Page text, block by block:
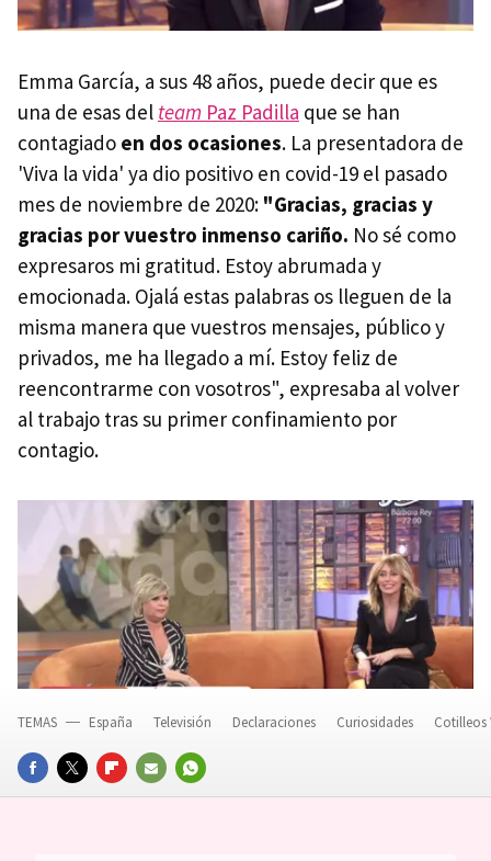
Emma García, a sus 48 años, puede decir que es
una de esas del team Paz Padilla que se han
contagiado en dos ocasiones. La presentadora de
'Viva la vida' ya dio positivo en covid-19 el pasado
mes de noviembre de 2020: "Gracias, gracias y
gracias por vuestro inmenso cariño. No sé como
expresaros mi gratitud. Estoy abrumada y
emocionada. Ojalá estas palabras os lleguen de la
misma manera que vuestros mensajes, público y
privados, me ha llegado a mí. Estoy feliz de
reencontrarme con vosotros", expresaba al volver
al trabajo tras su primer confinamiento por
contagio.
FACEBOOKTWITTERFLIPBOARD
E-
WHATSAPP
TEMAS España Televisión Declaraciones Curiosidades Cotilleos